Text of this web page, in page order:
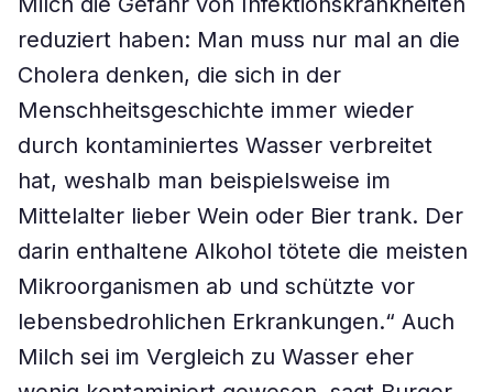
reduziert haben: Man muss nur mal an die
Cholera denken, die sich in der
Menschheitsgeschichte immer wieder
durch kontaminiertes Wasser verbreitet
hat, weshalb man beispielsweise im
Mittelalter lieber Wein oder Bier trank. Der
darin enthaltene Alkohol tötete die meisten
Mikroorganismen ab und schützte vor
lebensbedrohlichen Erkrankungen.“ Auch
Milch sei im Vergleich zu Wasser eher